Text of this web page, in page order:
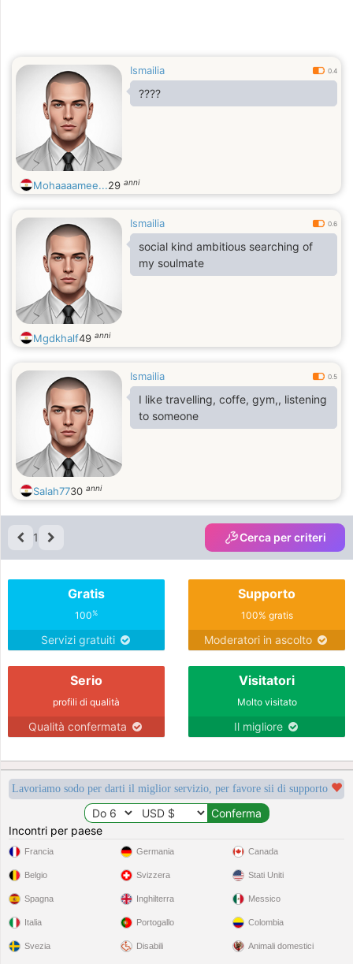
Ismailia 0.4
????
Mohaaaamee...29 anni
Ismailia 0.6
social kind ambitious searching of
my soulmate
Mgdkhalf49 anni
Ismailia 0.5
I like travelling, coffe, gym,, listening
to someone
Salah7730 anni
1 Cerca per criteri
Gratis
100%
Servizi gratuiti
Supporto
100% gratis
Moderatori in ascolto
Serio
profili di qualità
Qualità confermata
Visitatori
Molto visitato
Il migliore
Lavoriamo sodo per darti il miglior servizio, per favore sii di supporto
Incontri per paese
Francia
Belgio
Spagna
Italia
Svezia
Germania
Svizzera
Inghilterra
Portogallo
Disabili
Canada
Stati Uniti
Messico
Colombia
Animali domestici